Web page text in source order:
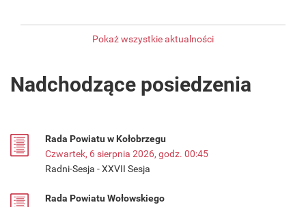
Pokaż wszystkie aktualności
Nadchodzące posiedzenia
Rada Powiatu w Kołobrzegu
Czwartek, 6 sierpnia 2026, godz. 00:45
Radni-Sesja - XXVII Sesja
Rada Powiatu Wołowskiego